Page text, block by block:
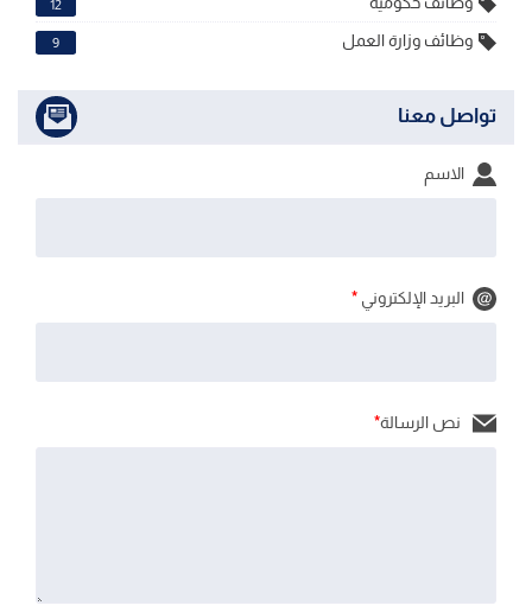
12
وظائف وزارة العمل 9
تواصل معنا
الاسم
البريد الإلكتروني *
نص الرسالة*